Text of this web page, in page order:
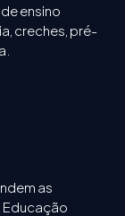
ensino
creches, pré-
as
Educação